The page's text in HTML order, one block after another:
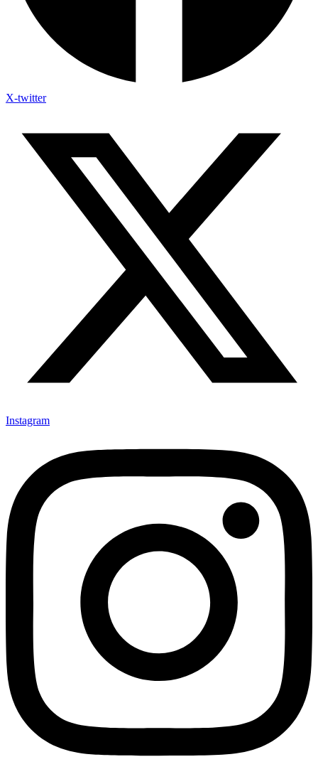
X-twitter
Instagram